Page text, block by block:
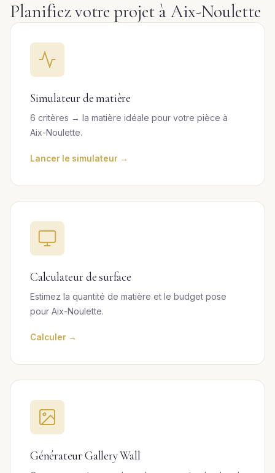
Planifiez votre projet à Aix-Noulette
Simulateur de matière
6 critères → la matière idéale pour votre pièce à
Aix-Noulette.
Lancer le simulateur →
Calculateur de surface
Estimez la quantité de matière et le budget pose
pour Aix-Noulette.
Calculer →
Générateur Gallery Wall